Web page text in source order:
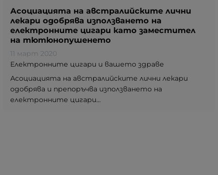
Асоциацията на австралийските лични
лекари одобрява използването на
електронните цигари като заместител
на тютюнопушенето
11 март 2020
Електронните цигари и вашето здраве
Асоциацията на австралийските лични лекари
одобрява и препоръчва използването на
електронните цигари...